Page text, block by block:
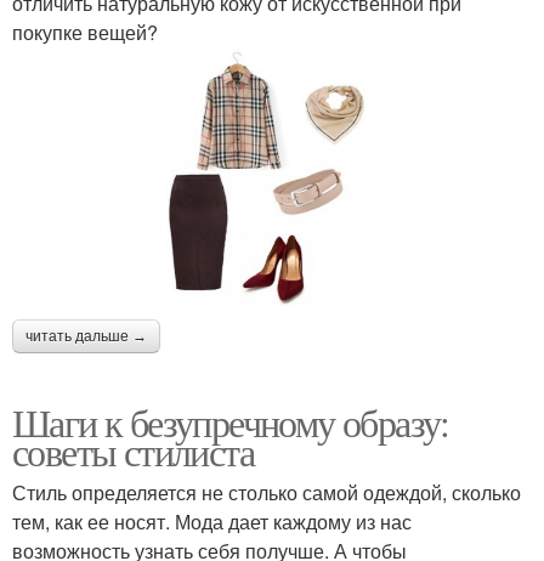
покупке вещей?
читать дальше →
Шаги к безупречному образу:
советы стилиста
Стиль определяется не столько самой одеждой, сколько
тем, как ее носят. Мода дает каждому из нас
возможность узнать себя получше. А чтобы